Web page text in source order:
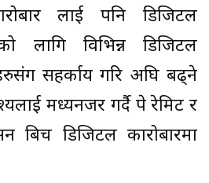
लाई पनि डिजिटल
लागि विभिन्न डिजिटल
सहर्काय गरि अघि बढ्ने
मध्यनजर गर्दै पे रेमिट र
बिच डिजिटल कारोबारमा